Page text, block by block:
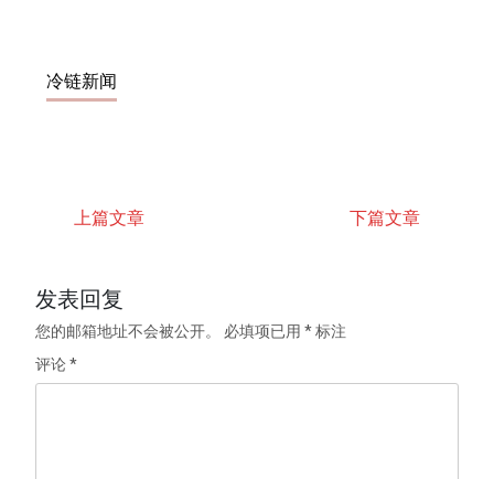
冷链新闻
上篇文章 下篇文章
发表回复
您的邮箱地址不会被公开。 必填项已用*标注
评论*